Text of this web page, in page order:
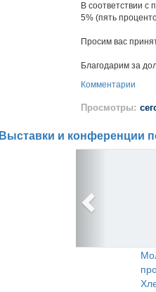
В соответствии
5% (пять
Просим вас
Благодарим за
Комментарии
Просмотры:
Выставки и конференции